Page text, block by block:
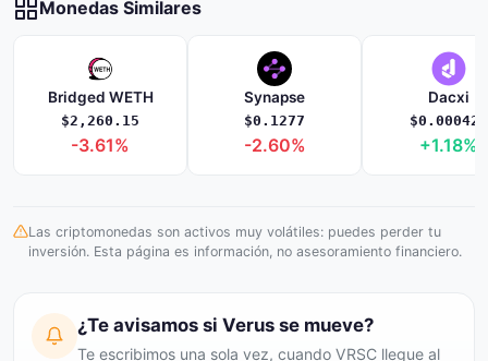
Monedas Similares
Bridged WETH
$2,260.15
-3.61%
Synapse
$0.1277
-2.60%
Dacxi
$0.000421
+1.18%
Las criptomonedas son activos muy volátiles: puedes perder tu
inversión. Esta página es información, no asesoramiento financiero.
¿Te avisamos si Verus se mueve?
Te escribimos una sola vez, cuando VRSC llegue al